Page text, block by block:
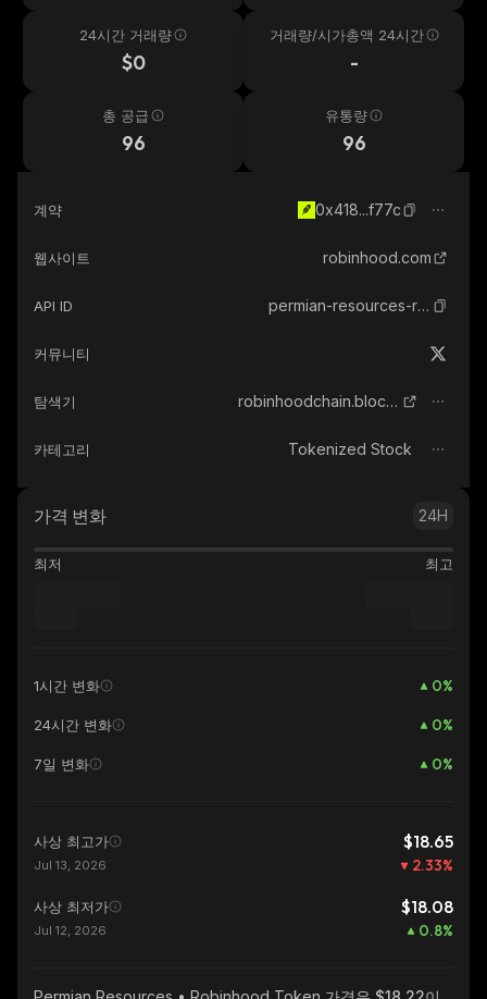
24시간 거래량
$0
거래량/시가총액 24시간
-
총 공급
96
유통량
96
계약 0x418...f77c
웹사이트 robinhood.com
API ID permian-resources-robinhood-tokenized-stock
커뮤니티
탐색기 robinhoodchain.blockscout.com
카테고리 Tokenized Stock
가격 변화 24H
최저 최고
1시간 변화 0%
24시간 변화 0%
7일 변화 0%
사상 최고가 $18.65
Jul 13, 2026 2.33%
사상 최저가 $18.08
Jul 12, 2026 0.8%